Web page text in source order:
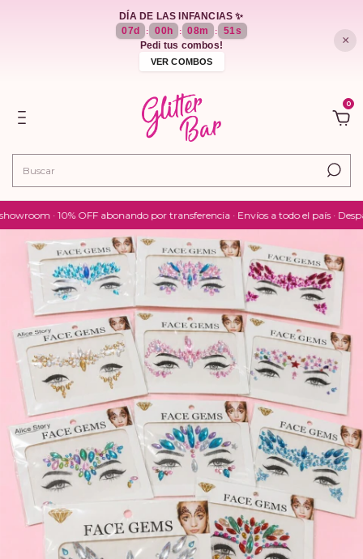
×
DÍA DE LAS INFANCIAS ✨
07d : 00h : 08m : 50s
Pedi tus combos!
VER COMBOS
0
· 10% OFF abonando por transferencia · Envíos a todo el país ·